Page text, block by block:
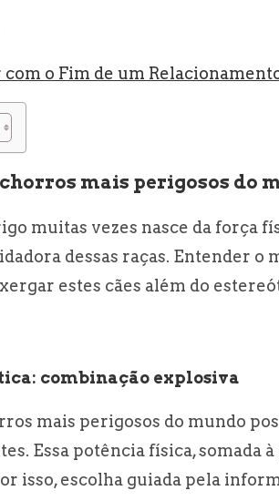
com o Fim de um
mais perigosos do
muitas vezes nasce da força
dessas raças. Entender
estes cães além do
combinação explosiva
mais perigosos do mundo
Essa potência física, somada
isso, escolha guiada pela